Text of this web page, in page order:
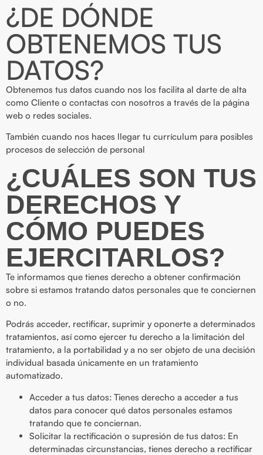
¿DE DÓNDE
OBTENEMOS TUS
DATOS?
Obtenemos tus datos cuando nos los facilita al darte de alta
como Cliente o contactas con nosotros a través de la página
web o redes sociales.
También cuando nos haces llegar tu currículum para posibles
procesos de selección de personal
¿CUÁLES SON TUS
DERECHOS Y
CÓMO PUEDES
EJERCITARLOS?
Te informamos que tienes derecho a obtener confirmación
sobre si estamos tratando datos personales que te conciernen
o no.
Podrás acceder, rectificar, suprimir y oponerte a determinados
tratamientos, así como ejercer tu derecho a la limitación del
tratamiento, a la portabilidad y a no ser objeto de una decisión
individual basada únicamente en un tratamiento
automatizado.
Acceder a tus datos: Tienes derecho a acceder a tus
datos para conocer qué datos personales estamos
tratando que te conciernan.
Solicitar la rectificación o supresión de tus datos: En
determinadas circunstancias, tienes derecho a rectificar